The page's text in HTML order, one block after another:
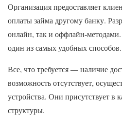
Организация предоставляет
оплаты займа другому банку.
онлайн, так и оффлайн-
один из самых удобных способов.
Все, что требуется — наличие
возможность отсутствует,
устройства. Они присутствует в
структуры.